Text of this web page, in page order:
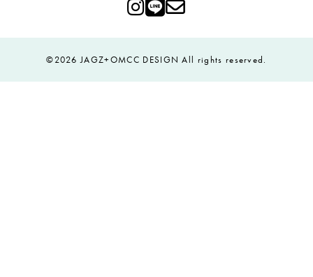
©2026 JAGZ+OMCC DESIGN All rights reserved.